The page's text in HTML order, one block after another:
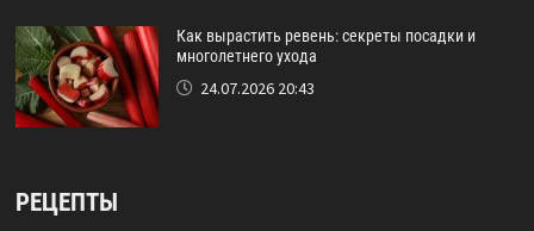
Как вырастить ревень: секреты посадки и
многолетнего ухода
24.07.2026 20:43
РЕЦЕПТЫ